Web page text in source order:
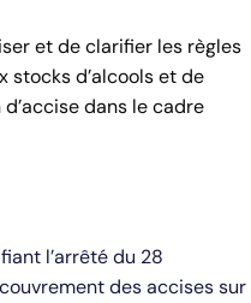
et de clarifier les règles
stocks d’alcools et de
dans le cadre
l’arrêté du 28
des accises sur